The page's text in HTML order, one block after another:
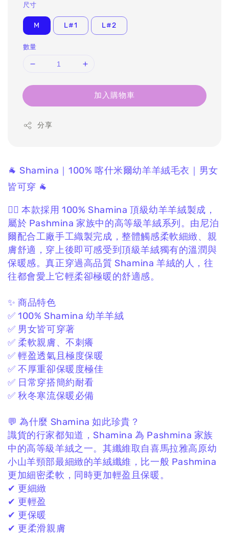
尺寸
M L#1 L#2
數量
加入購物車
分享
🐐 Shamina｜100% 喀什米爾幼羊羊絨毛衣｜男女
皆可穿 🐐
❤️‍🔥 本款採用 100% Shamina 頂級幼羊羊絨製成，
屬於 Pashmina 家族中的高等級羊絨系列。 由尼泊
爾配合工廠手工織製完成，整體觸感柔軟細緻、親
膚舒適， 穿上後即可感受到頂級羊絨獨有的溫潤與
保暖感。真正穿過高品質 Shamina 羊絨的人，往
往都會愛上它輕柔卻極暖的舒適感。
✨ 商品特色
✅ 100% Shamina 幼羊羊絨
✅ 男女皆可穿著
✅ 柔軟親膚、不刺癢
✅ 輕盈透氣且極度保暖
✅ 不厚重卻保暖度極佳
✅ 日常穿搭簡約耐看
✅ 秋冬寒流保暖必備
💬 為什麼 Shamina 如此珍貴？
識貨的行家都知道， Shamina 為 Pashmina 家族
中的高等級羊絨之一。其纖維取自喜馬拉雅高原幼
小山羊頸部最細緻的羊絨纖維， 比一般 Pashmina
更加細密柔軟， 同時更加輕盈且保暖。
✔ 更細緻
✔ 更輕盈
✔ 更保暖
✔ 更柔滑親膚